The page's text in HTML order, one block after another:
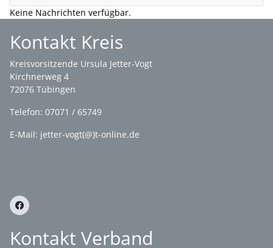
Keine Nachrichten verfügbar.
Kontakt Kreis
Kreisvorsitzende Ursula Jetter-Vogt
Kirchnerweg 4
72076 Tübingen
Telefon: 07071 / 65749
E-Mail: jetter-vogt(@)t-online.de
Kontakt Verband